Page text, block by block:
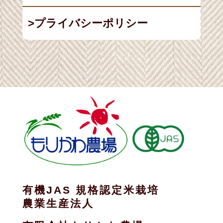
プライバシーポリシー
有機JAS 規格認定米栽培
農業生産法人